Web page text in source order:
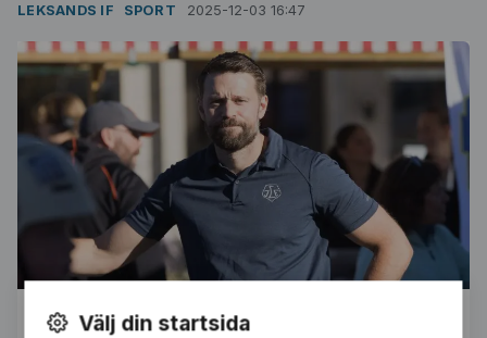
LEKSANDS IF SPORT 2025-12-03 16:47
/ BILDBYRÅNVälj din startsida